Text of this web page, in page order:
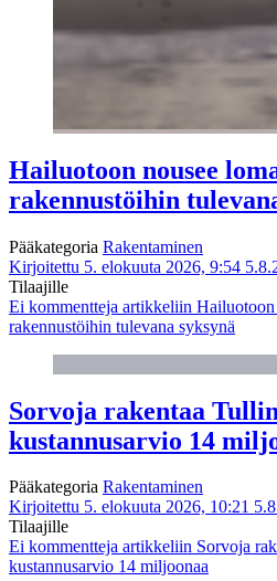
Hailuotoon nousee
rakennustöihin
Pääkategoria Rakentaminen
Kirjoitettu 5. elokuuta 2026, 9:54
Tilaajille
Ei kommentteja artikkeliin Hailuotoon
rakennustöihin tulevana syksynä
Sorvoja rakentaa
kustannusarvio 14
Pääkategoria Rakentaminen
Kirjoitettu 5. elokuuta 2026, 10:21
Tilaajille
Ei kommentteja artikkeliin Sorvoja
kustannusarvio 14 miljoonaa